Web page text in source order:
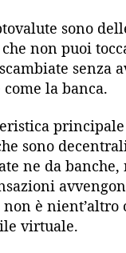
sono
non puoi
senza
la banca.
sono
ne da banche,
è nient’altro
virtuale.